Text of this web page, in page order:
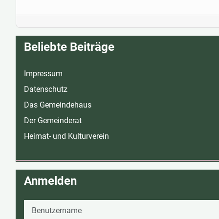
Beliebte Beiträge
Impressum
Datenschutz
Das Gemeindehaus
Der Gemeinderat
Heimat- und Kulturverein
Anmelden
Benutzername